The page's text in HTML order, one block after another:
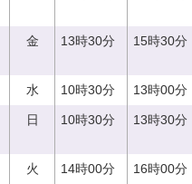
金 13時30分 15時30分
水 10時30分 13時00分
日 10時30分 13時30分
火 14時00分 16時00分